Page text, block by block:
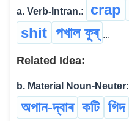
a. Verb-Intran.: crap
shit পখাল ফুৰ্ ...
Related Idea:
b. Material Noun-Neuter:
অপান-দ্বাৰ কটি গিদ